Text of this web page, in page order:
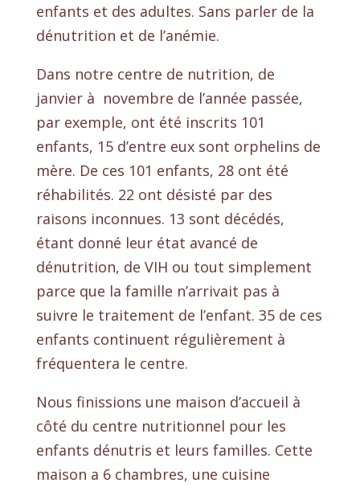
enfants et des adultes. Sans parler de la
dénutrition et de l’anémie.
Dans notre centre de nutrition, de
janvier à novembre de l’année passée,
par exemple, ont été inscrits 101
enfants, 15 d’entre eux sont orphelins de
mère. De ces 101 enfants, 28 ont été
réhabilités. 22 ont désisté par des
raisons inconnues. 13 sont décédés,
étant donné leur état avancé de
dénutrition, de VIH ou tout simplement
parce que la famille n’arrivait pas à
suivre le traitement de l’enfant. 35 de ces
enfants continuent régulièrement à
fréquentera le centre.
Nous finissions une maison d’accueil à
côté du centre nutritionnel pour les
enfants dénutris et leurs familles. Cette
maison a 6 chambres, une cuisine